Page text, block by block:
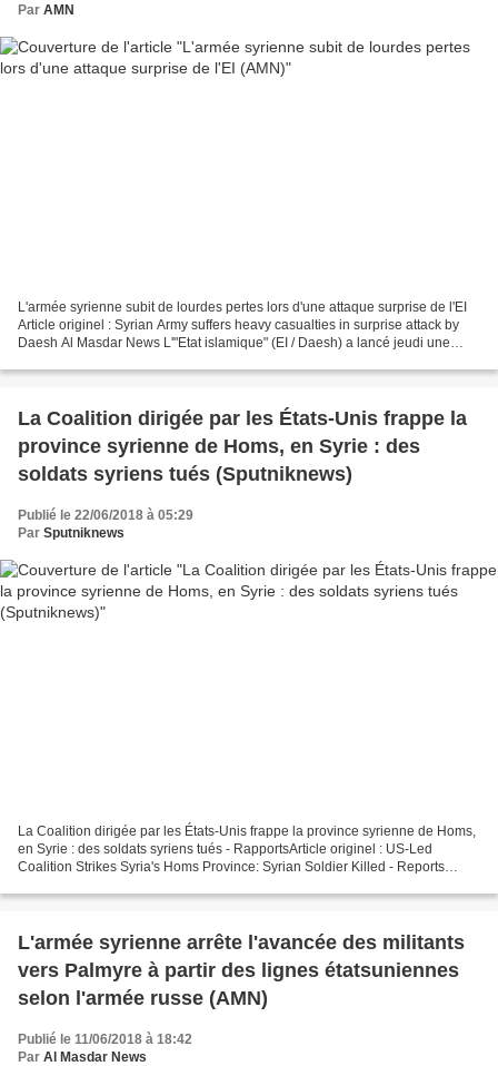
Par AMN
L'armée syrienne subit de lourdes pertes lors d'une attaque surprise de l'EI
Article originel : Syrian Army suffers heavy casualties in surprise attack by
Daesh Al Masdar News L'"Etat islamique" (EI / Daesh) a lancé jeudi une
La Coalition dirigée par les États-Unis frappe la
province syrienne de Homs, en Syrie : des
soldats syriens tués (Sputniknews)
Publié le 22/06/2018 à 05:29
Par Sputniknews
La Coalition dirigée par les États-Unis frappe la province syrienne de Homs,
en Syrie : des soldats syriens tués - RapportsArticle originel : US-Led
Coalition Strikes Syria's Homs Province: Syrian Soldier Killed - Reports
L'armée syrienne arrête l'avancée des militants
vers Palmyre à partir des lignes étatsuniennes
selon l'armée russe (AMN)
Publié le 11/06/2018 à 18:42
Par Al Masdar News